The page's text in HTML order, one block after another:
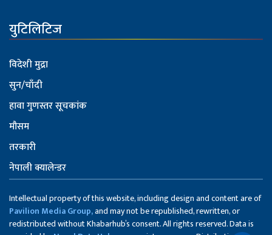
युटिलिटिज
विदेशी मुद्रा
सुन/चाँदी
हावा गुणस्तर सूचकांक
मौसम
तरकारी
नेपाली क्यालेन्डर
Intellectual property of this website, including design and content are of
Pavilion Media Group,and may not be republished, rewritten, or
redistributed without Khabarhub’s consent. All rights reserved. Data is